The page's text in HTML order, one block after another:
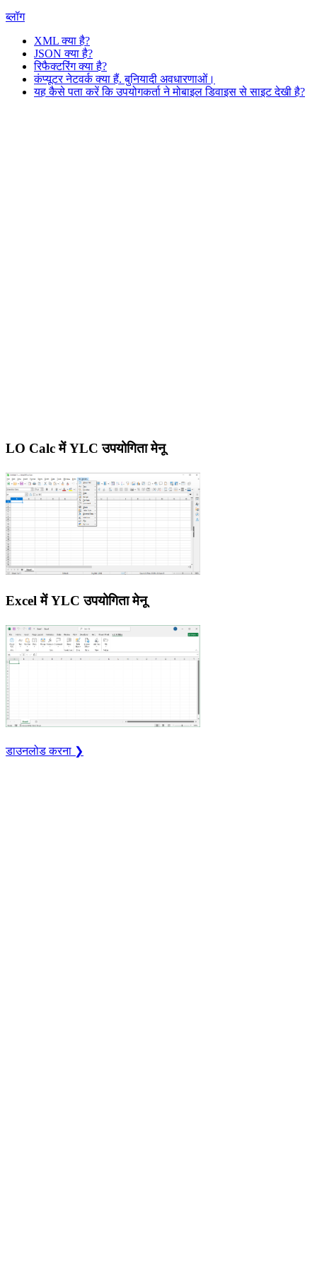
ब्लॉग
XML क्या है?
JSON क्या है?
रिफैक्टरिंग क्या है?
कंप्यूटर नेटवर्क क्या हैं. बुनियादी अवधारणाओं।
यह कैसे पता करें कि उपयोगकर्ता ने मोबाइल डिवाइस से साइट देखी है?
LO Calc में YLC उपयोगिता मेनू
Excel में YLC उपयोगिता मेनू
डाउनलोड करना ❯